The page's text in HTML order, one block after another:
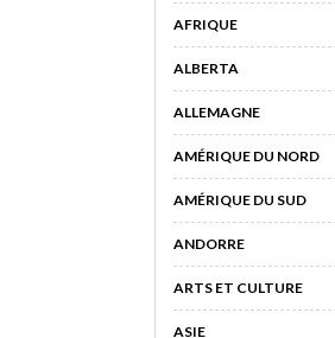
AFRIQUE
ALBERTA
ALLEMAGNE
AMÉRIQUE DU NORD
AMÉRIQUE DU SUD
ANDORRE
ARTS ET CULTURE
ASIE